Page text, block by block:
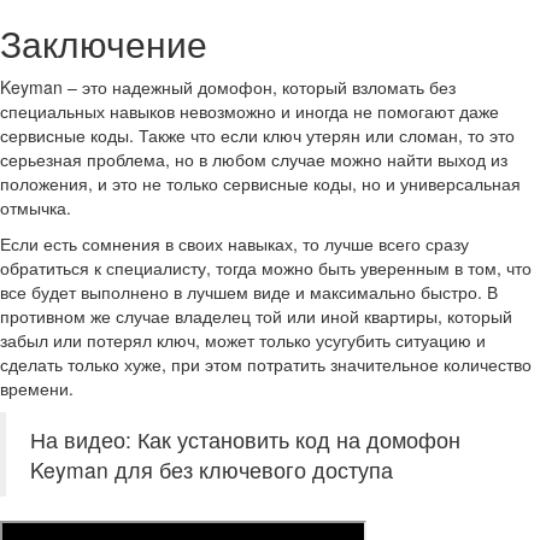
Заключение
Keyman – это надежный домофон, который взломать без
специальных навыков невозможно и иногда не помогают даже
сервисные коды. Также что если ключ утерян или сломан, то это
серьезная проблема, но в любом случае можно найти выход из
положения, и это не только сервисные коды, но и универсальная
отмычка.
Если есть сомнения в своих навыках, то лучше всего сразу
обратиться к специалисту, тогда можно быть уверенным в том, что
все будет выполнено в лучшем виде и максимально быстро. В
противном же случае владелец той или иной квартиры, который
забыл или потерял ключ, может только усугубить ситуацию и
сделать только хуже, при этом потратить значительное количество
времени.
На видео: Как установить код на домофон
Keyman для без ключевого доступа